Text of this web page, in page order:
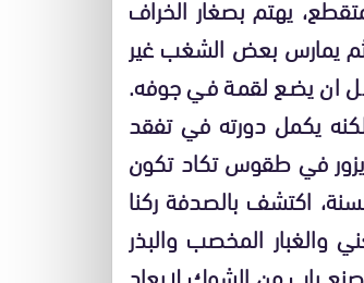
ثم يمارس بعض الشغب غير
ان يضع لقمة في جوفه.
لكنه يكمل دورته في تفقد
يزور في طقوس تكاد تكون
اكتشف بالصدفة ركنا
والغبار المخصب والبذر